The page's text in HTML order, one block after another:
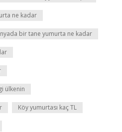
ne kadar
bir tane yumurta ne kadar
ülkenin
Köy yumurtası kaç TL